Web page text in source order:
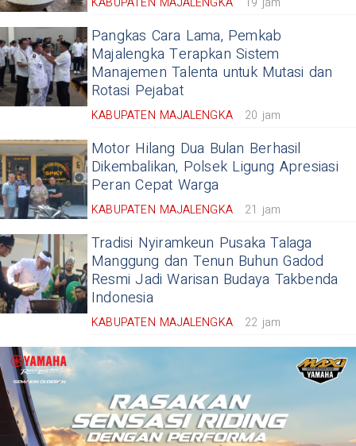
Pangkas Cara Lama, Pemkab
Majalengka Terapkan Sistem
Manajemen Talenta untuk Mutasi dan
Rotasi Pejabat
KABUPATEN MAJALENGKA 20 jam
Motor Hilang Dua Bulan Berhasil
Dikembalikan, Polsek Ligung Apresiasi
Peran Cepat Warga
KABUPATEN MAJALENGKA 21 jam
Tradisi Nyiramkeun Pusaka Talaga
Manggung dan Tenun Buhun Gadod
Resmi Jadi Warisan Budaya Takbenda
Indonesia
KABUPATEN MAJALENGKA 22 jam